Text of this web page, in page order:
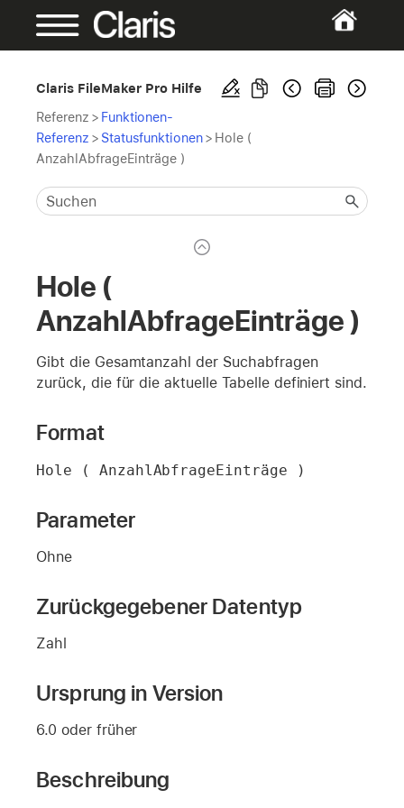
Claris FileMaker Pro Hilfe
Referenz > Funktionen-
Referenz > Statusfunktionen> Hole (
AnzahlAbfrageEinträge )
Hole (
AnzahlAbfrageEinträge )
Gibt die Gesamtanzahl der Suchabfragen
zurück, die für die aktuelle Tabelle definiert sind.
Format
Hole ( AnzahlAbfrageEinträge )
Parameter
Ohne
Zurückgegebener Datentyp
Zahl
Ursprung in Version
6.0 oder früher
Beschreibung